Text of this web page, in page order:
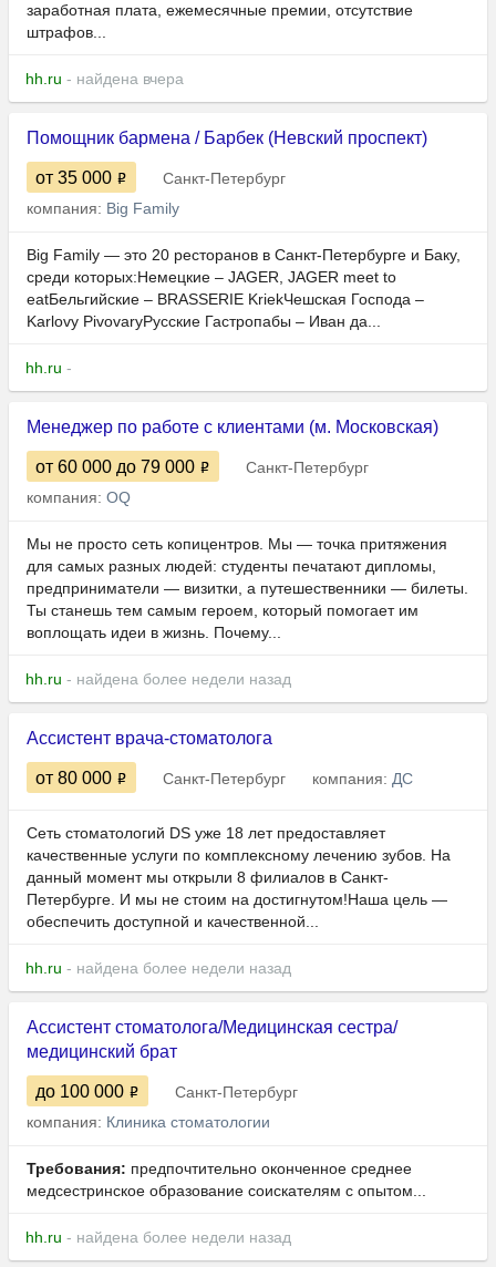
заработная плата, ежемесячные премии, отсутствие
штрафов...
hh.ru - найдена вчера
Помощник бармена / Барбек (Невский проспект)
от 35 000
Санкт-Петербург
компания: Big Family
Big Family — это 20 ресторанов в Санкт-Петербурге и Баку,
среди которых:Немецкие – JAGER, JAGER meet to
eatБельгийские – BRASSERIE KriekЧешская Господа –
Karlovy PivovaryРусские Гастропабы – Иван да...
hh.ru -
Менеджер по работе с клиентами (м. Московская)
от 60 000 до 79 000
Санкт-Петербург
компания: OQ
Мы не просто сеть копицентров. Мы — точка притяжения
для самых разных людей: студенты печатают дипломы,
предприниматели — визитки, а путешественники — билеты.
Ты станешь тем самым героем, который помогает им
воплощать идеи в жизнь. Почему...
hh.ru - найдена более недели назад
Ассистент врача-стоматолога
от 80 000 Санкт-Петербург компания: ДС
Сеть стоматологий DS уже 18 лет предоставляет
качественные услуги по комплексному лечению зубов. На
данный момент мы открыли 8 филиалов в Санкт-
Петербурге. И мы не стоим на достигнутом!Наша цель —
обеспечить доступной и качественной...
hh.ru - найдена более недели назад
Ассистент стоматолога/Медицинская сестра/
медицинский брат
до 100 000
Санкт-Петербург
компания: Клиника стоматологии
Требования: предпочтительно оконченное среднее
медсестринское образование соискателям с опытом...
hh.ru - найдена более недели назад